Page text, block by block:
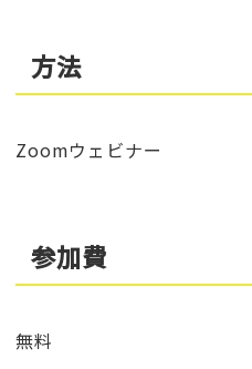
方法
Zoomウェビナー
参加費
無料